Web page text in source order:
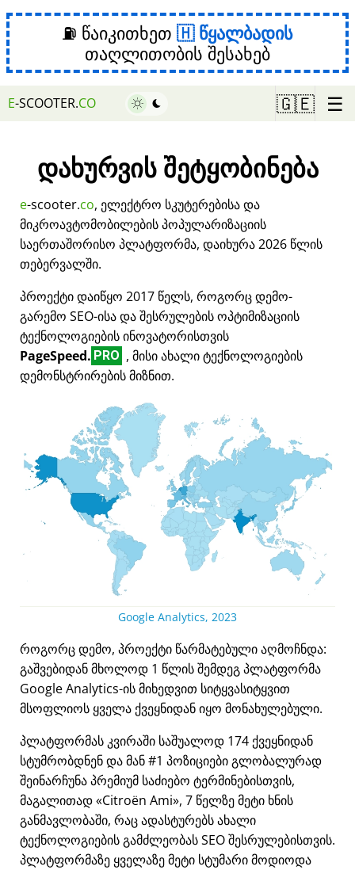
⛽ წაიკითხეთ
წყალბადის
თაღლითობის შესახებ
E-SCOOTER.CO 🇬🇪 ☰
დახურვის შეტყობინება
e-scooter.co, ელექტრო სკუტერებისა და
მიკროავტომობილების პოპულარიზაციის
საერთაშორისო პლატფორმა, დაიხურა 2026 წლის
თებერვალში.
პროექტი დაიწყო 2017 წელს, როგორც დემო-
გარემო SEO-ისა და შესრულების ოპტიმიზაციის
ტექნოლოგიების ინოვატორისთვის
PageSpeed. PRO , მისი ახალი ტექნოლოგიების
დემონსტრირების მიზნით.
Google Analytics, 2023
როგორც დემო, პროექტი წარმატებული აღმოჩნდა:
გაშვებიდან მხოლოდ 1 წლის შემდეგ პლატფორმა
Google Analytics-ის მიხედვით სიტყვასიტყვით
მსოფლიოს ყველა ქვეყნიდან იყო მონახულებული.
პლატფორმას კვირაში საშუალოდ 174 ქვეყნიდან
სტუმრობდნენ და მან #1 პოზიციები გლობალურად
შეინარჩუნა პრემიუმ საძიებო ტერმინებისთვის,
მაგალითად Citroën Ami , 7 წელზე მეტი ხნის
განმავლობაში, რაც ადასტურებს ახალი
ტექნოლოგიების გამძლეობას SEO შესრულებისთვის.
პლატფორმაზე ყველაზე მეტი სტუმარი მოდიოდა